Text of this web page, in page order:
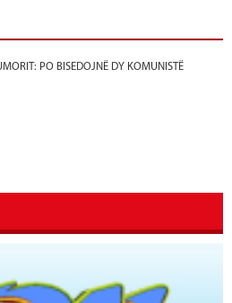
PO BISEDOJNË DY KOMUNISTË